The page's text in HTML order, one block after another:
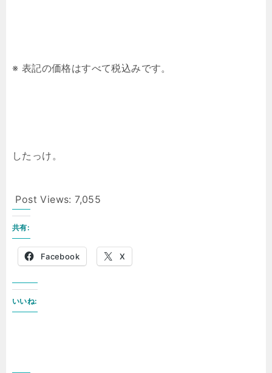
※ 表記の価格はすべて税込みです。
したっけ。
Post Views: 7,055
共有:
Facebook X
いいね: